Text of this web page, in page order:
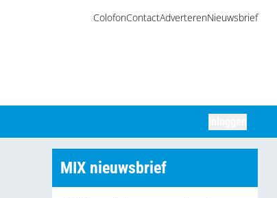
ColofonContactAdverterenNieuwsbrief
MIX nieuwsbrief